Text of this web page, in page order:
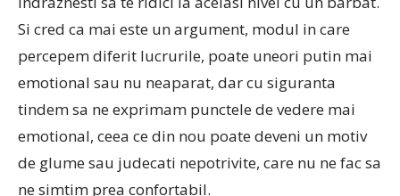
Si cred ca mai este un argument, modul in care
percepem diferit lucrurile, poate uneori putin mai
emotional sau nu neaparat, dar cu siguranta
tindem sa ne exprimam punctele de vedere mai
emotional, ceea ce din nou poate deveni un motiv
de glume sau judecati nepotrivite, care nu ne fac sa
ne simtim prea confortabil.